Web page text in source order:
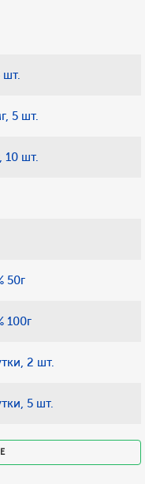
шт.
5 шт.
10 шт.
50г
100г
2 шт.
5 шт.